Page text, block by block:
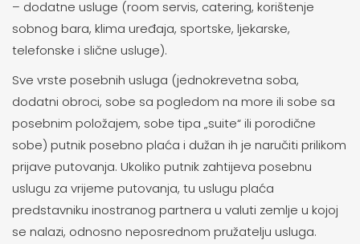
– dodatne usluge (room servis, catering, korištenje
sobnog bara, klima uređaja, sportske, ljekarske,
telefonske i slične usluge).
Sve vrste posebnih usluga (jednokrevetna soba,
dodatni obroci, sobe sa pogledom na more ili sobe sa
posebnim položajem, sobe tipa „suite“ ili porodične
sobe) putnik posebno plaća i dužan ih je naručiti prilikom
prijave putovanja. Ukoliko putnik zahtijeva posebnu
uslugu za vrijeme putovanja, tu uslugu plaća
predstavniku inostranog partnera u valuti zemlje u kojoj
se nalazi, odnosno neposrednom pružatelju usluga.